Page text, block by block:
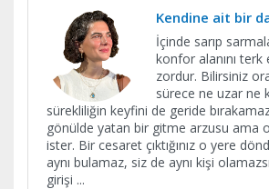
​Kendine ait bir
İçinde sarıp
konfor alanını
zordur. Bilirsiniz
sürece ne uzar ne
sürekliliğin keyfini de geride
gönülde yatan bir gitme arzusu ama
ister. Bir cesaret çıktığınız o yere
aynı bulamaz, siz de aynı kişi
girişi ...